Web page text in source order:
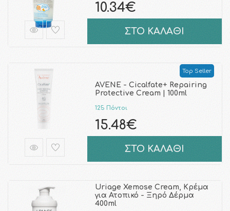
10.34€
ΣΤΟ ΚΑΛΑΘΙ
Top Seller
AVENE - Cicalfate+ Repairing
Protective Cream | 100ml
125 Πόντοι
15.48€
ΣΤΟ ΚΑΛΑΘΙ
Uriage Xemose Cream, Κρέμα
για Ατοπικό - Ξηρό Δέρμα
400ml